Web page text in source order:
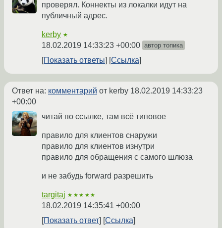
проверял. Коннекты из локалки идут на
публичный адрес.
kerby ★
18.02.2019 14:33:23 +00:00 автор топика
Показать ответы Ссылка
Ответ на: комментарий от kerby 18.02.2019 14:33:23
+00:00
читай по ссылке, там всё типовое
правило для клиентов снаружи
правило для клиентов изнутри
правило для обращения с самого шлюза
и не забудь forward разрешить
targitaj ★★★★★
18.02.2019 14:35:41 +00:00
Показать ответ
Ссылка